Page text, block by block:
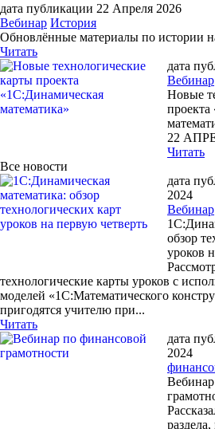
дата публикации 22 Апреля 2026
Вебинар История
Обновлённые материалы по истории
Читать
дата
Вебинар
Новые
22
Читать
Все новости
дата
2024
Вебинар
обзор
уроков
технологические карты уроков с
моделей «1С:Математического
пригодятся учителю при...
Читать
дата
2024